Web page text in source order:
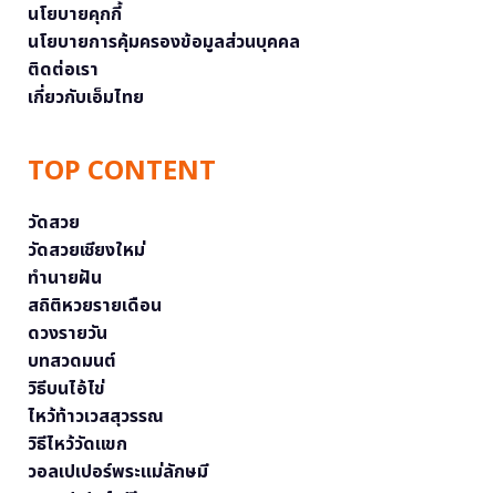
นโยบายคุกกี้
นโยบายการคุ้มครองข้อมูลส่วนบุคคล
ติดต่อเรา
เกี่ยวกับเอ็มไทย
TOP CONTENT
วัดสวย
วัดสวยเชียงใหม่
ทำนายฝัน
สถิติหวยรายเดือน
ดวงรายวัน
บทสวดมนต์
วิธีบนไอ้ไข่
ไหว้ท้าวเวสสุวรรณ
วิธีไหว้วัดแขก
วอลเปเปอร์พระแม่ลักษมี